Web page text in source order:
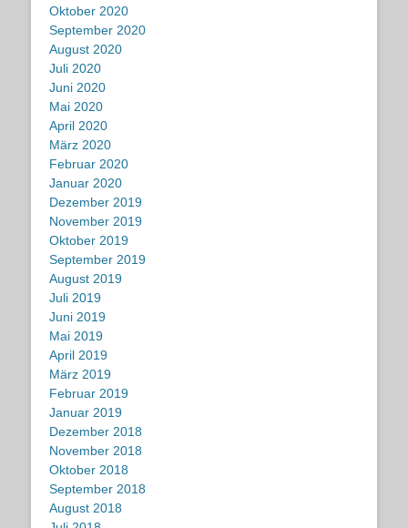
Oktober 2020
September 2020
August 2020
Juli 2020
Juni 2020
Mai 2020
April 2020
März 2020
Februar 2020
Januar 2020
Dezember 2019
November 2019
Oktober 2019
September 2019
August 2019
Juli 2019
Juni 2019
Mai 2019
April 2019
März 2019
Februar 2019
Januar 2019
Dezember 2018
November 2018
Oktober 2018
September 2018
August 2018